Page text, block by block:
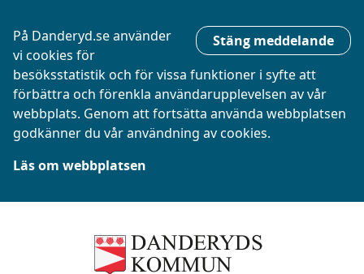
Stäng meddelande
På Danderyd.se använder
vi cookies för
besöksstatistik och för vissa funktioner i syfte att
förbättra och förenkla användarupplevelsen av vår
webbplats. Genom att fortsätta använda webbplatsen
godkänner du vår användning av cookies.
Läs om webbplatsen